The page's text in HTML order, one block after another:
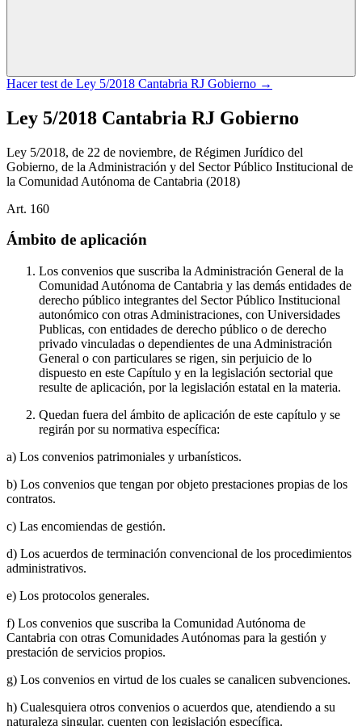
Hacer test de Ley 5/2018 Cantabria RJ Gobierno →
Ley 5/2018 Cantabria RJ Gobierno
Ley 5/2018, de 22 de noviembre, de Régimen Jurídico del
Gobierno, de la Administración y del Sector Público Institucional de
la Comunidad Autónoma de Cantabria (2018)
Art. 160
Ámbito de aplicación
Los convenios que suscriba la Administración General de la
Comunidad Autónoma de Cantabria y las demás entidades de
derecho público integrantes del Sector Público Institucional
autonómico con otras Administraciones, con Universidades
Publicas, con entidades de derecho público o de derecho
privado vinculadas o dependientes de una Administración
General o con particulares se rigen, sin perjuicio de lo
dispuesto en este Capítulo y en la legislación sectorial que
resulte de aplicación, por la legislación estatal en la materia.
Quedan fuera del ámbito de aplicación de este capítulo y se
regirán por su normativa específica:
a) Los convenios patrimoniales y urbanísticos.
b) Los convenios que tengan por objeto prestaciones propias de los
contratos.
c) Las encomiendas de gestión.
d) Los acuerdos de terminación convencional de los procedimientos
administrativos.
e) Los protocolos generales.
f) Los convenios que suscriba la Comunidad Autónoma de
Cantabria con otras Comunidades Autónomas para la gestión y
prestación de servicios propios.
g) Los convenios en virtud de los cuales se canalicen subvenciones.
h) Cualesquiera otros convenios o acuerdos que, atendiendo a su
naturaleza singular, cuenten con legislación específica.